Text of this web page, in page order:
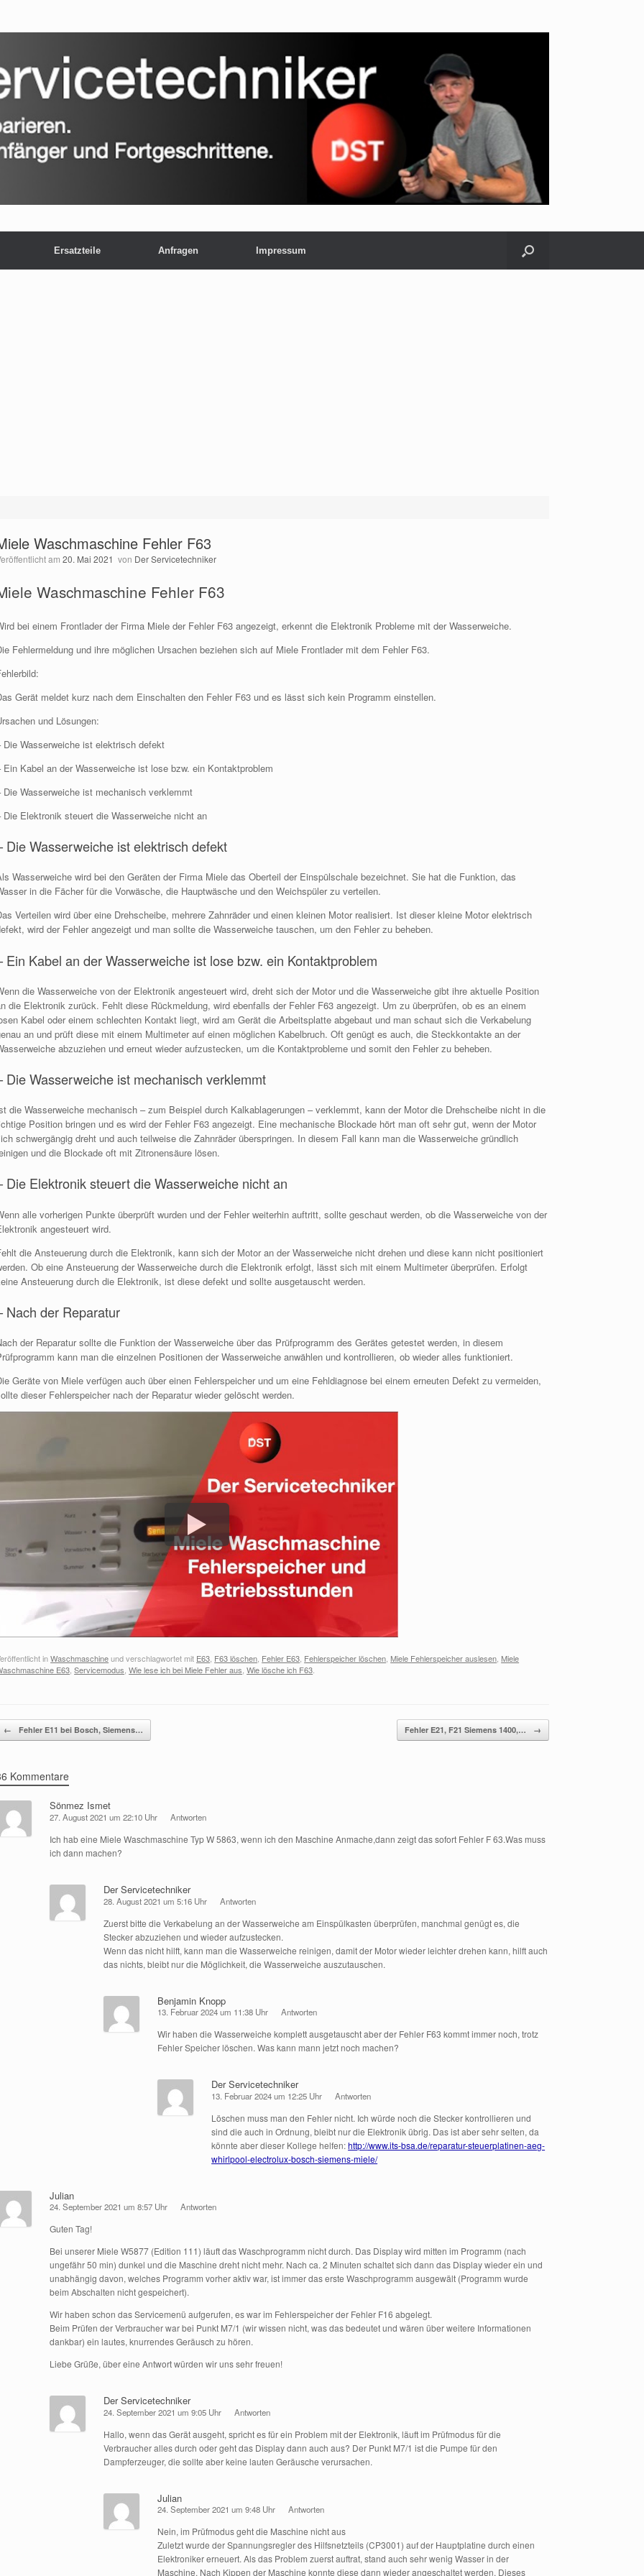
Ersatzteile Anfragen Impressum
Waschmaschine Fehler F63
Veröffentlicht am20. Mai 2021 von Der Servicetechniker
Waschmaschine Fehler F63
bei einem Frontlader der Firma Miele der Fehler F63 angezeigt, erkennt die Elektronik Probleme mit der Wasserweiche.
Fehlermeldung und ihre möglichen Ursachen beziehen sich auf Miele Frontlader mit dem Fehler F63.
Gerät meldet kurz nach dem Einschalten den Fehler F63 und es lässt sich kein Programm einstellen.
und Lösungen:
Die Wasserweiche ist elektrisch defekt
Ein Kabel an der Wasserweiche ist lose bzw. ein Kontaktproblem
Die Wasserweiche ist mechanisch verklemmt
Die Elektronik steuert die Wasserweiche nicht an
Die Wasserweiche ist elektrisch defekt
Wasserweiche wird bei den Geräten der Firma Miele das Oberteil der Einspülschale bezeichnet. Sie hat die Funktion, das
in die Fächer für die Vorwäsche, die Hauptwäsche und den Weichspüler zu verteilen.
Verteilen wird über eine Drehscheibe, mehrere Zahnräder und einen kleinen Motor realisiert. Ist dieser kleine Motor elektrisch
wird der Fehler angezeigt und man sollte die Wasserweiche tauschen, um den Fehler zu beheben.
Ein Kabel an der Wasserweiche ist lose bzw. ein Kontaktproblem
die Wasserweiche von der Elektronik angesteuert wird, dreht sich der Motor und die Wasserweiche gibt ihre aktuelle Position
die Elektronik zurück. Fehlt diese Rückmeldung, wird ebenfalls der Fehler F63 angezeigt. Um zu überprüfen, ob es an einem
Kabel oder einem schlechten Kontakt liegt, wird am Gerät die Arbeitsplatte abgebaut und man schaut sich die Verkabelung
an und prüft diese mit einem Multimeter auf einen möglichen Kabelbruch. Oft genügt es auch, die Steckkontakte an der
abzuziehen und erneut wieder aufzustecken, um die Kontaktprobleme und somit den Fehler zu beheben.
Die Wasserweiche ist mechanisch verklemmt
die Wasserweiche mechanisch – zum Beispiel durch Kalkablagerungen – verklemmt, kann der Motor die Drehscheibe nicht in die
Position bringen und es wird der Fehler F63 angezeigt. Eine mechanische Blockade hört man oft sehr gut, wenn der Motor
schwergängig dreht und auch teilweise die Zahnräder überspringen. In diesem Fall kann man die Wasserweiche gründlich
und die Blockade oft mit Zitronensäure lösen.
Die Elektronik steuert die Wasserweiche nicht an
alle vorherigen Punkte überprüft wurden und der Fehler weiterhin auftritt, sollte geschaut werden, ob die Wasserweiche von der
angesteuert wird.
die Ansteuerung durch die Elektronik, kann sich der Motor an der Wasserweiche nicht drehen und diese kann nicht positioniert
Ob eine Ansteuerung der Wasserweiche durch die Elektronik erfolgt, lässt sich mit einem Multimeter überprüfen. Erfolgt
Ansteuerung durch die Elektronik, ist diese defekt und sollte ausgetauscht werden.
Nach der Reparatur
der Reparatur sollte die Funktion der Wasserweiche über das Prüfprogramm des Gerätes getestet werden, in diesem
kann man die einzelnen Positionen der Wasserweiche anwählen und kontrollieren, ob wieder alles funktioniert.
Geräte von Miele verfügen auch über einen Fehlerspeicher und um eine Fehldiagnose bei einem erneuten Defekt zu vermeiden,
dieser Fehlerspeicher nach der Reparatur wieder gelöscht werden.
inWaschmaschineund verschlagwortet mit E63, F63 löschen, Fehler E63, Fehlerspeicher löschen, Miele Fehlerspeicher auslesen, Miele
E63,Servicemodus,Wie lese ich bei Miele Fehler aus,Wie lösche ich F63.
← Fehler E11 bei Bosch, Siemens… Fehler E21, F21 Siemens 1400,… →
Kommentare
Sönmez Ismet
27. August 2021 um 22:10 Uhr Antworten
Ich hab eine Miele Waschmaschine Typ W 5863, wenn ich den Maschine Anmache,dann zeigt das sofort Fehler F 63.Was muss
ich dann machen?
Der Servicetechniker
28. August 2021 um 5:16 Uhr Antworten
Zuerst bitte die Verkabelung an der Wasserweiche am Einspülkasten überprüfen, manchmal genügt es, die
Stecker abzuziehen und wieder aufzustecken.
Wenn das nicht hilft, kann man die Wasserweiche reinigen, damit der Motor wieder leichter drehen kann, hilft auch
das nichts, bleibt nur die Möglichkeit, die Wasserweiche auszutauschen.
Benjamin Knopp
13. Februar 2024 um 11:38 Uhr Antworten
Wir haben die Wasserweiche komplett ausgetauscht aber der Fehler F63 kommt immer noch, trotz
Fehler Speicher löschen. Was kann mann jetzt noch machen?
Der Servicetechniker
13. Februar 2024 um 12:25 Uhr Antworten
Löschen muss man den Fehler nicht. Ich würde noch die Stecker kontrollieren und
sind die auch in Ordnung, bleibt nur die Elektronik übrig. Das ist aber sehr selten, da
könnte aber dieser Kollege helfen:http://www.its-bsa.de/reparatur-steuerplatinen-aeg-
whirlpool-electrolux-bosch-siemens-miele/
Julian
24. September 2021 um 8:57 Uhr Antworten
Guten Tag!
Bei unserer Miele W5877 (Edition 111) läuft das Waschprogramm nicht durch. Das Display wird mitten im Programm (nach
ungefähr 50 min) dunkel und die Maschine dreht nicht mehr. Nach ca. 2 Minuten schaltet sich dann das Display wieder ein und
unabhängig davon, welches Programm vorher aktiv war, ist immer das erste Waschprogramm ausgewält (Programm wurde
beim Abschalten nicht gespeichert).
Wir haben schon das Servicemenü aufgerufen, es war im Fehlerspeicher der Fehler F16 abgelegt.
Beim Prüfen der Verbraucher war bei Punkt M7/1 (wir wissen nicht, was das bedeutet und wären über weitere Informationen
dankbar) ein lautes, knurrendes Geräusch zu hören.
Liebe Grüße, über eine Antwort würden wir uns sehr freuen!
Der Servicetechniker
24. September 2021 um 9:05 Uhr Antworten
Hallo, wenn das Gerät ausgeht, spricht es für ein Problem mit der Elektronik, läuft im Prüfmodus für die
Verbraucher alles durch oder geht das Display dann auch aus? Der Punkt M7/1 ist die Pumpe für den
Dampferzeuger, die sollte aber keine lauten Geräusche verursachen.
Julian
24. September 2021 um 9:48 Uhr Antworten
Nein, im Prüfmodus geht die Maschine nicht aus
Zuletzt wurde der Spannungsregler des Hilfsnetzteils (CP3001) auf der Hauptplatine durch einen
Elektroniker erneuert. Als das Problem zuerst auftrat, stand auch sehr wenig Wasser in der
Maschine. Nach Kippen der Maschine konnte diese dann wieder angeschaltet werden. Dieses